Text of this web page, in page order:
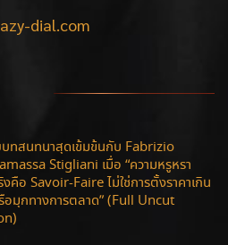
dial.com
บทสนทนาสุดเข้มข้นกับ Fabrizio
Stigliani เมื่อ “ความหรูหรา
คือ Savoir-Faire ไม่ใช่การตั้งราคาเกิน
อมุกทางการตลาด” (Full Uncut